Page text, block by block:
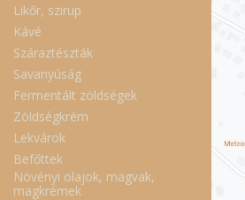
Likőr, szirup
Kávé
Száraztészták
Savanyúság
Fermentált zöldségek
Zöldségkrém
Lekvárok
Befőttek
Növényi olajok, magvak,
magkrémek